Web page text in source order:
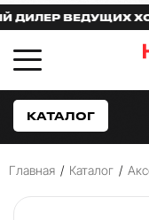
ВЕДУЩИХ
КАТАЛОГ
Главная / Каталог /